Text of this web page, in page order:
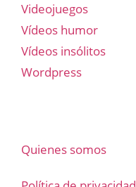
Videojuegos
Vídeos humor
Vídeos insólitos
Wordpress
Quienes somos